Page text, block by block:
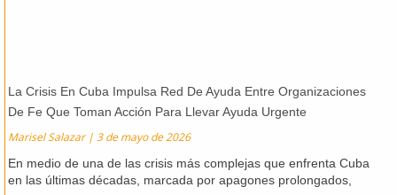
La Crisis En Cuba Impulsa Red De Ayuda Entre Organizaciones
De Fe Que Toman Acción Para Llevar Ayuda Urgente
Marisel Salazar 3 de mayo de 2026
En medio de una de las crisis más complejas que enfrenta Cuba
en las últimas décadas, marcada por apagones prolongados,